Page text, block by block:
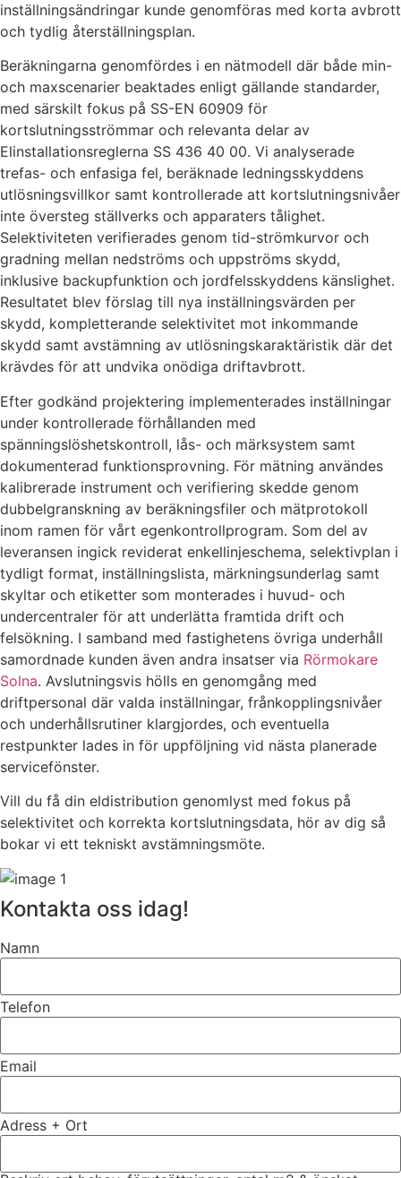
inställningsändringar kunde genomföras med korta avbrott
och tydlig återställningsplan.
Beräkningarna genomfördes i en nätmodell där både min-
och maxscenarier beaktades enligt gällande standarder,
med särskilt fokus på SS-EN 60909 för
kortslutningsströmmar och relevanta delar av
Elinstallationsreglerna SS 436 40 00. Vi analyserade
trefas- och enfasiga fel, beräknade ledningsskyddens
utlösningsvillkor samt kontrollerade att kortslutningsnivåer
inte översteg ställverks och apparaters tålighet.
Selektiviteten verifierades genom tid-strömkurvor och
gradning mellan nedströms och uppströms skydd,
inklusive backupfunktion och jordfelsskyddens känslighet.
Resultatet blev förslag till nya inställningsvärden per
skydd, kompletterande selektivitet mot inkommande
skydd samt avstämning av utlösningskaraktäristik där det
krävdes för att undvika onödiga driftavbrott.
Efter godkänd projektering implementerades inställningar
under kontrollerade förhållanden med
spänningslöshetskontroll, lås- och märksystem samt
dokumenterad funktionsprovning. För mätning användes
kalibrerade instrument och verifiering skedde genom
dubbelgranskning av beräkningsfiler och mätprotokoll
inom ramen för vårt egenkontrollprogram. Som del av
leveransen ingick reviderat enkellinjeschema, selektivplan i
tydligt format, inställningslista, märkningsunderlag samt
skyltar och etiketter som monterades i huvud- och
undercentraler för att underlätta framtida drift och
felsökning. I samband med fastighetens övriga underhåll
samordnade kunden även andra insatser via Rörmokare
Solna. Avslutningsvis hölls en genomgång med
driftpersonal där valda inställningar, frånkopplingsnivåer
och underhållsrutiner klargjordes, och eventuella
restpunkter lades in för uppföljning vid nästa planerade
servicefönster.
Vill du få din eldistribution genomlyst med fokus på
selektivitet och korrekta kortslutningsdata, hör av dig så
bokar vi ett tekniskt avstämningsmöte.
Kontakta oss idag!
Namn
Telefon
Email
Adress + Ort